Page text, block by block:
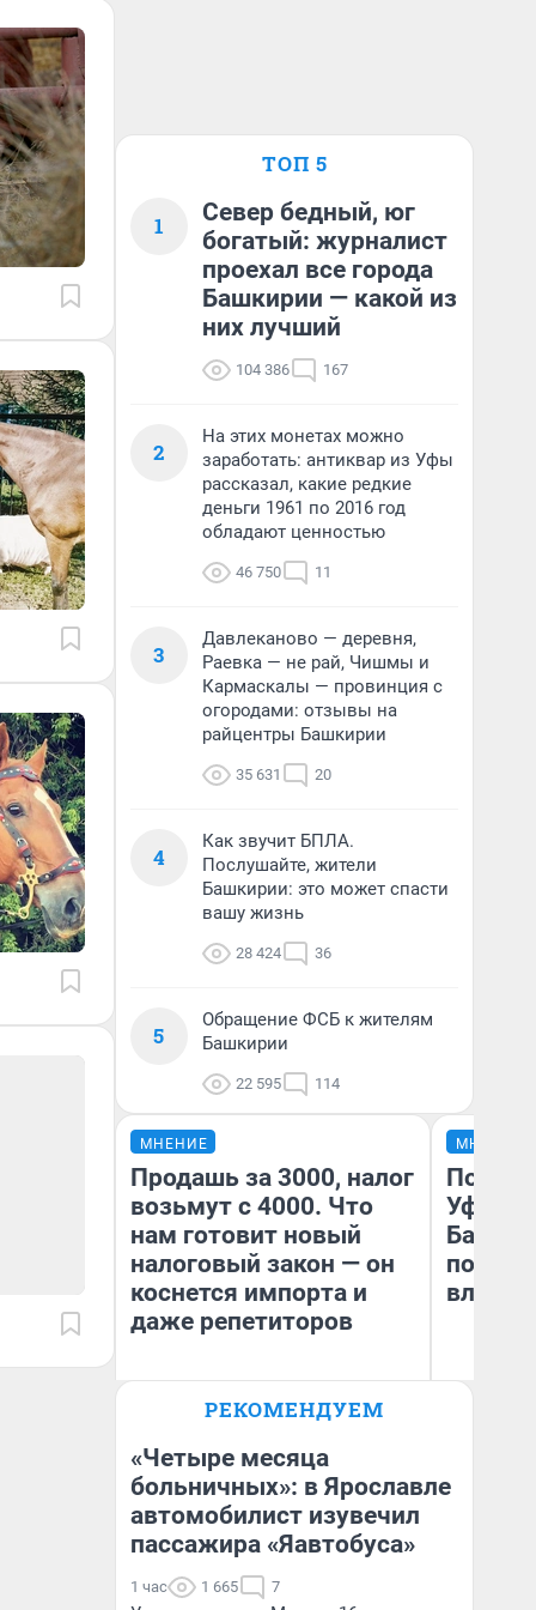
ТОП 5
1
Север бедный, юг
богатый: журналист
проехал все города
Башкирии — какой из
них лучший
104 386 167
2
На этих монетах можно
заработать: антиквар из Уфы
рассказал, какие редкие
деньги 1961 по 2016 год
обладают ценностью
46 750 11
3
Давлеканово — деревня,
Раевка — не рай, Чишмы и
Кармаскалы — провинция с
огородами: отзывы на
райцентры Башкирии
35 631 20
4
Как звучит БПЛА.
Послушайте, жители
Башкирии: это может спасти
вашу жизнь
28 424 36
5
Обращение ФСБ к жителям
Башкирии
22 595 114
МНЕНИЕ
Продашь за 3000, налог
возьмут с 4000. Что
нам готовит новый
налоговый закон — он
коснется импорта и
даже репетиторов
Анастасия Завгородняя
МНЕНИЕ
Уфы:
РЕКОМЕНДУЕМ
«Четыре месяца
больничных»: в Ярославле
автомобилист изувечил
пассажира «Яавтобуса»
1 час 1 665 7